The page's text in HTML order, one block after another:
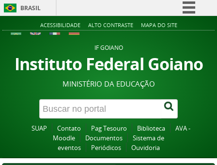
BRASIL
Simplifique!
Acesso à informação
Legislação
Canais
ACESSIBILIDADE ALTO CONTRASTE MAPA DO SITE
IF GOIANO
Instituto Federal Goiano
MINISTÉRIO DA EDUCAÇÃO
SUAP Contato Pag Tesouro Biblioteca
AVA -
Moodle
Documentos
Sistema de
eventos
Periódicos Ouvidoria